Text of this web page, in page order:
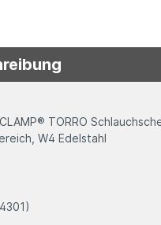
TORRO
W4 Edelstahl